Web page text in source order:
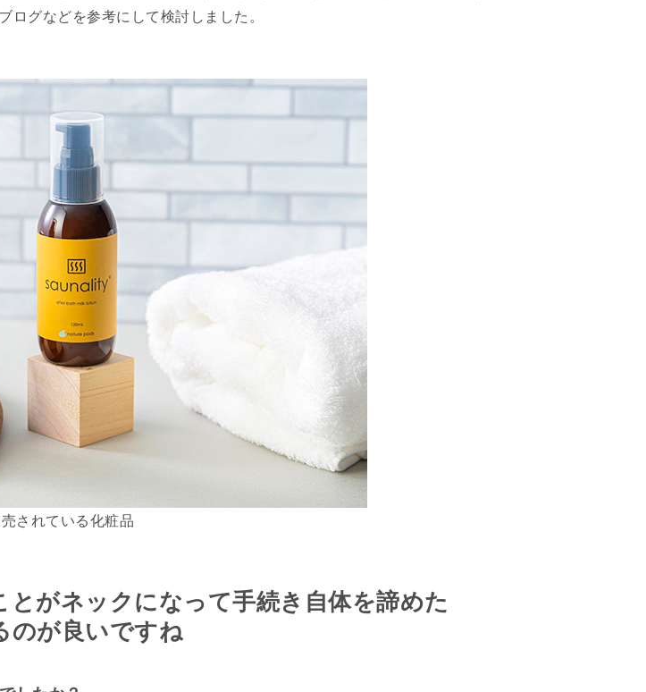
グなどを参考にして検討しました。
されている化粧品
とがネックになって手続き自体を諦めた
のが良いですね